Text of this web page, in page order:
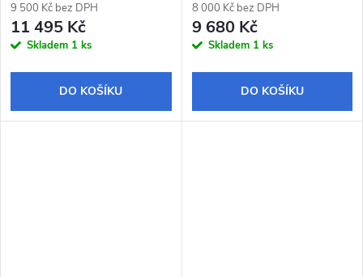
9 500 Kč bez DPH
11 495 Kč
Skladem 1 ks
DO KOŠÍKU
8 000 Kč bez DPH
9 680 Kč
Skladem 1 ks
DO KOŠÍKU